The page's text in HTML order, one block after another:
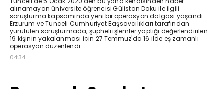
alınamayan üniversite öğrencisi Gülistan Doku ile ilgili
soruşturma kapsamında yeni bir operasyon dalgası yaşandı.
Erzurum ve Tunceli Cumhuriyet Başsavcılıkları tarafından
yürütülen soruşturmada, şüpheli işlemler yaptığı değerlendirilen
19 kişinin yakalanması için 27 Temmuz'da 16 ilde eş zamanlı
operasyon düzenlendi.
04:34